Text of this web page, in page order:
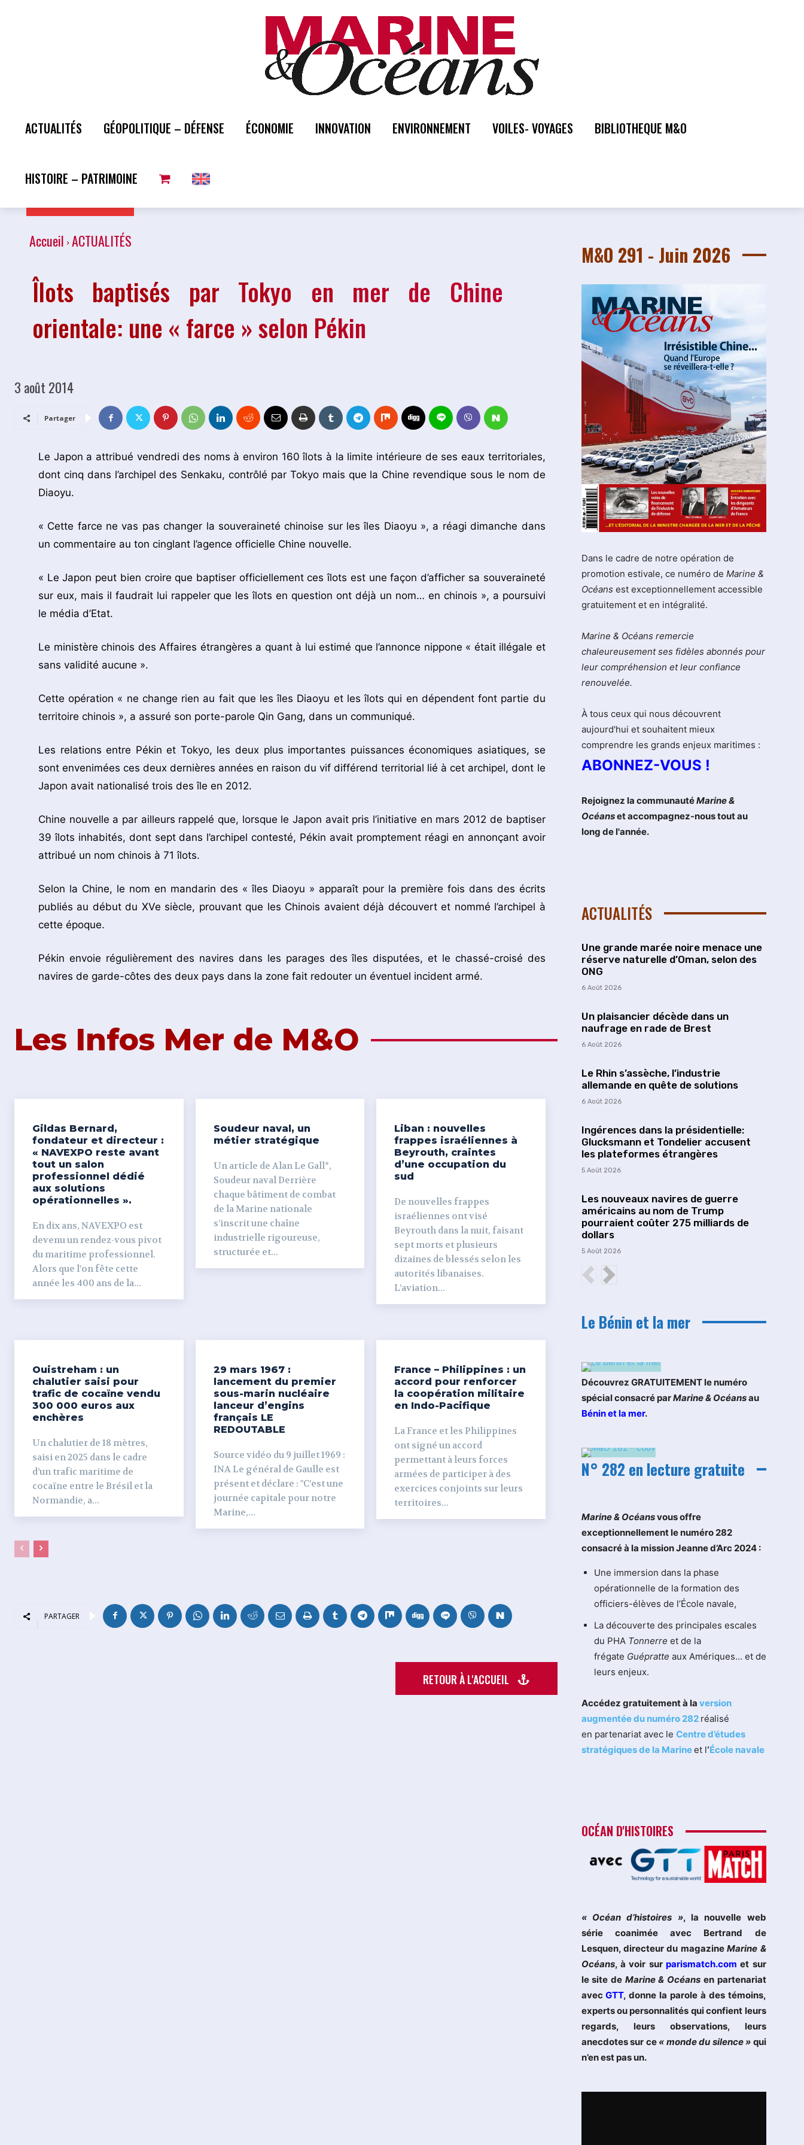
ACTUALITÉS GÉOPOLITIQUE – DÉFENSE ÉCONOMIE INNOVATION ENVIRONNEMENT VOILES- VOYAGES BIBLIOTHEQUE M&O
HISTOIRE – PATRIMOINE
Accueil ACTUALITÉS
Îlots baptisés par Tokyo en mer de Chine
orientale: une « farce » selon Pékin
3 août 2014
Partager
Le Japon a attribué vendredi des noms à environ 160 îlots à la limite intérieure de ses eaux territoriales,
dont cinq dans l’archipel des Senkaku, contrôlé par Tokyo mais que la Chine revendique sous le nom de
Diaoyu.
« Cette farce ne vas pas changer la souveraineté chinoise sur les îles Diaoyu », a réagi dimanche dans
un commentaire au ton cinglant l’agence officielle Chine nouvelle.
« Le Japon peut bien croire que baptiser officiellement ces îlots est une façon d’afficher sa souveraineté
sur eux, mais il faudrait lui rappeler que les îlots en question ont déjà un nom… en chinois », a poursuivi
le média d’Etat.
Le ministère chinois des Affaires étrangères a quant à lui estimé que l’annonce nippone « était illégale et
sans validité aucune ».
Cette opération « ne change rien au fait que les îles Diaoyu et les îlots qui en dépendent font partie du
territoire chinois », a assuré son porte-parole Qin Gang, dans un communiqué.
Les relations entre Pékin et Tokyo, les deux plus importantes puissances économiques asiatiques, se
sont envenimées ces deux dernières années en raison du vif différend territorial lié à cet archipel, dont le
Japon avait nationalisé trois des île en 2012.
Chine nouvelle a par ailleurs rappelé que, lorsque le Japon avait pris l’initiative en mars 2012 de baptiser
39 îlots inhabités, dont sept dans l’archipel contesté, Pékin avait promptement réagi en annonçant avoir
attribué un nom chinois à 71 îlots.
Selon la Chine, le nom en mandarin des « îles Diaoyu » apparaît pour la première fois dans des écrits
publiés au début du XVe siècle, prouvant que les Chinois avaient déjà découvert et nommé l’archipel à
cette époque.
Pékin envoie régulièrement des navires dans les parages des îles disputées, et le chassé-croisé des
navires de garde-côtes des deux pays dans la zone fait redouter un éventuel incident armé.
Les Infos Mer de M&O
Gildas Bernard,
fondateur et directeur :
« NAVEXPO reste avant
tout un salon
professionnel dédié
aux solutions
opérationnelles ».
En dix ans, NAVEXPO est
devenu un rendez-vous pivot
du maritime professionnel.
Alors que l'on fête cette
année les 400 ans de la...
Soudeur naval, un
métier stratégique
Un article de Alan Le Gall*,
Soudeur naval Derrière
chaque bâtiment de combat
de la Marine nationale
s’inscrit une chaîne
industrielle rigoureuse,
structurée et...
Liban : nouvelles
frappes israéliennes à
Beyrouth, craintes
d’une occupation du
sud
De nouvelles frappes
israéliennes ont visé
Beyrouth dans la nuit, faisant
sept morts et plusieurs
dizaines de blessés selon les
autorités libanaises.
L’aviation...
Ouistreham : un
chalutier saisi pour
trafic de cocaïne vendu
300 000 euros aux
enchères
Un chalutier de 18 mètres,
saisi en 2025 dans le cadre
d’un trafic maritime de
cocaïne entre le Brésil et la
Normandie, a...
29 mars 1967 :
lancement du premier
sous-marin nucléaire
lanceur d’engins
français LE
REDOUTABLE
Source vidéo du 9 juillet 1969 :
INA Le général de Gaulle est
présent et déclare : "C’est une
journée capitale pour notre
Marine,...
France – Philippines : un
accord pour renforcer
la coopération militaire
en Indo-Pacifique
La France et les Philippines
ont signé un accord
permettant à leurs forces
armées de participer à des
exercices conjoints sur leurs
territoires...
PARTAGER
RETOUR À L'ACCUEIL
M&O 291 - Juin 2026
Dans le cadre de notre opération de
promotion estivale, ce numéro de Marine &
Océans est exceptionnellement accessible
gratuitement et en intégralité.
Marine & Océans remercie
chaleureusement ses fidèles abonnés pour
leur compréhension et leur confiance
renouvelée.
À tous ceux qui nous découvrent
aujourd'hui et souhaitent mieux
comprendre les grands enjeux maritimes :
ABONNEZ-VOUS !
Rejoignez la communautéMarine &
Océanset accompagnez-nous tout au
long de l'année.
ACTUALITÉS
Une grande marée noire menace une
réserve naturelle d’Oman, selon des
ONG
6 Août 2026
Un plaisancier décède dans un
naufrage en rade de Brest
6 Août 2026
Le Rhin s’assèche, l’industrie
allemande en quête de solutions
6 Août 2026
Ingérences dans la présidentielle:
Glucksmann et Tondelier accusent
les plateformes étrangères
5 Août 2026
Les nouveaux navires de guerre
américains au nom de Trump
pourraient coûter 275 milliards de
dollars
5 Août 2026
Le Bénin et la mer
Découvrez GRATUITEMENT le numéro
spécial consacré parMarine & Océansau
Bénin et la mer.
N° 282 en lecture gratuite
Marine & Océansvous offre
exceptionnellement le numéro 282
consacré à la mission Jeanne d’Arc 2024 :
Une immersion dans la phase
opérationnelle de la formation des
officiers-élèves de l’École navale,
La découverte des principales escales
du PHA Tonnerre et de la
frégate Guépratte aux Amériques… et de
leurs enjeux.
Accédez gratuitement à la version
augmentée du numéro 282 réalisé
en partenariat avec le Centre d’études
stratégiques de la Marineet l‘École navale
OCÉAN D'HISTOIRES
« Océan d’histoires », la nouvelle web
série coanimée avec Bertrand de
Lesquen, directeur du magazineMarine &
Océans, à voir sur parismatch.com et sur
le site de Marine & Océans en partenariat
avecGTT, donne la parole à des témoins,
experts ou personnalités qui confient leurs
regards, leurs observations, leurs
anecdotes sur ce « monde du silence » qui
n’en est pas un.